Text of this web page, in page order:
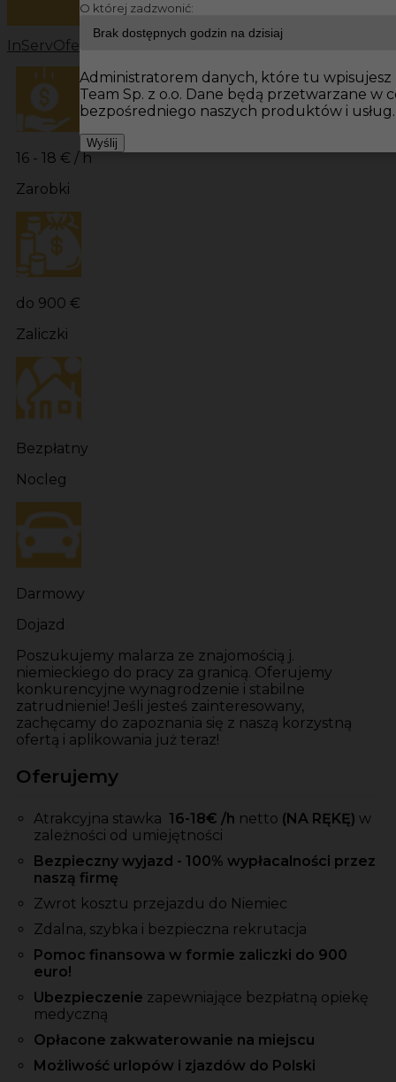
InServOferty pracy Prace wykończeniowe Niemcy
16 - 18 € / h
Zarobki
do 900 €
Zaliczki
Bezpłatny
Nocleg
Darmowy
Dojazd
Poszukujemy malarza ze znajomością j.
niemieckiego do pracy za granicą. Oferujemy
konkurencyjne wynagrodzenie i stabilne
zatrudnienie! Jeśli jesteś zainteresowany,
zachęcamy do zapoznania się z naszą korzystną
ofertą i aplikowania już teraz!
Oferujemy
Atrakcyjna stawka 16-18€ /h netto (NA RĘKĘ) w
zależności od umiejętności
Bezpieczny wyjazd - 100% wypłacalności przez
naszą firmę
Zwrot kosztu przejazdu do Niemiec
Zdalna, szybka i bezpieczna rekrutacja
Pomoc finansowa w formie zaliczki do 900
euro!
Ubezpieczenie zapewniające bezpłatną opiekę
medyczną
Opłacone zakwaterowanie na miejscu
Możliwość urlopów i zjazdów do Polski
O której zadzwonić:
Administratorem danych, które tu wpisujesz
Team Sp. z o.o. Dane będą przetwarzane w
bezpośredniego naszych produktów i usług.
Wyślij